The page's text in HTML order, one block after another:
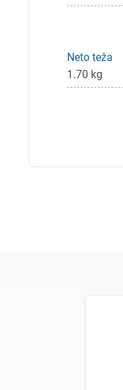
Neto teža
1.70 kg